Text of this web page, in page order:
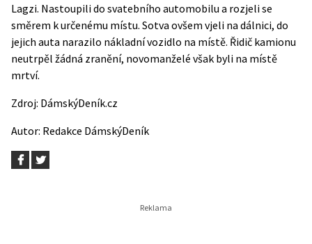
Lagzi. Nastoupili do svatebního automobilu a rozjeli se
směrem k určenému místu. Sotva ovšem vjeli na dálnici, do
jejich auta narazilo nákladní vozidlo na místě. Řidič kamionu
neutrpěl žádná zranění, novomanželé však byli na místě
mrtví.
Zdroj: DámskýDeník.cz
Autor: Redakce DámskýDeník